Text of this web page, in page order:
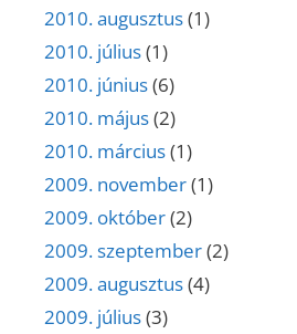
2010. augusztus(1)
2010. július(1)
2010. június(6)
2010. május(2)
2010. március(1)
2009. november(1)
2009. október(2)
2009. szeptember(2)
2009. augusztus(4)
2009. július(3)